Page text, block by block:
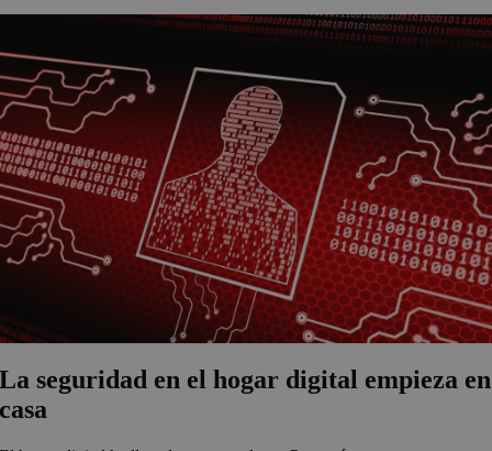
La seguridad en el hogar digital empieza en
casa